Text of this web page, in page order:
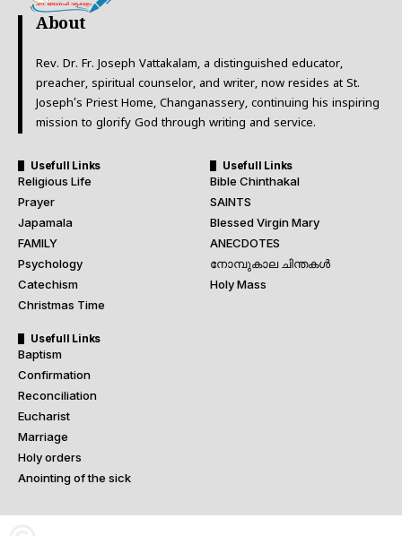
About
Rev. Dr. Fr. Joseph Vattakalam, a distinguished educator,
preacher, spiritual counselor, and writer, now resides at St.
Joseph’s Priest Home, Changanassery, continuing his inspiring
mission to glorify God through writing and service.
Usefull Links
Religious Life
Prayer
Japamala
FAMILY
Psychology
Catechism
Christmas Time
Usefull Links
Bible Chinthakal
SAINTS
Blessed Virgin Mary
ANECDOTES
നോമ്പുകാല ചിന്തകൾ
Holy Mass
Usefull Links
Baptism
Confirmation
Reconciliation
Eucharist
Marriage
Holy orders
Anointing of the sick